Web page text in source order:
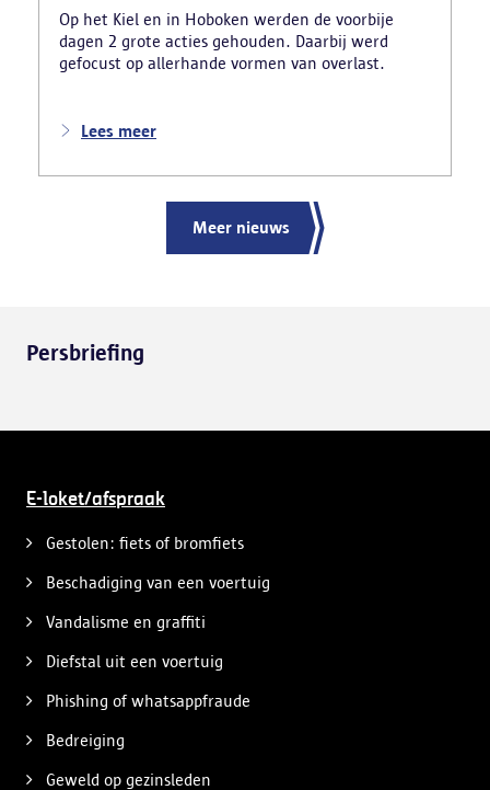
Op het Kiel en in Hoboken werden de voorbije
dagen 2 grote acties gehouden. Daarbij werd
gefocust op allerhande vormen van overlast.
Lees meer
Meer nieuws
Persbriefing
E-loket/afspraak
Gestolen: fiets of bromfiets
Beschadiging van een voertuig
Vandalisme en graffiti
Diefstal uit een voertuig
Phishing of whatsappfraude
Bedreiging
Geweld op gezinsleden